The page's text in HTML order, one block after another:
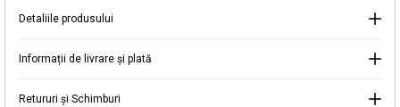
Detaliile produsului
Informații de livrare și plată
Retururi și Schimburi